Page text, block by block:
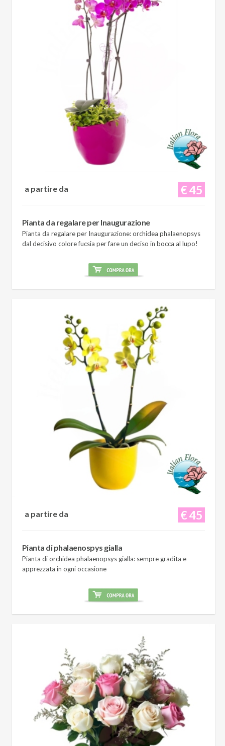
€ 45
a partire da
Pianta da regalare per Inaugurazione
Pianta da regalare per Inaugurazione: orchidea phalaenopsys
dal decisivo colore fucsia per fare un deciso in bocca al lupo!
€ 45
a partire da
Pianta di phalaenospys gialla
Pianta di orchidea phalaenopsys gialla: sempre gradita e
apprezzata in ogni occasione